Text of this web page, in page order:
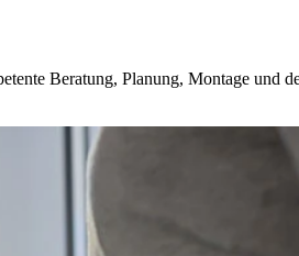
Beratung, Planung, Montage und